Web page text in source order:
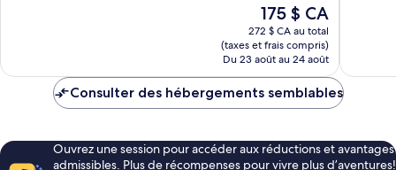
Le
prix
est
de
175 $ CA
175 $ CA
272 $ CA au total
(taxes et frais compris)
Du 23 août au 24 août
Consulter des hébergements semblables
Ouvrez une session pour accéder aux réductions et avantages
admissibles. Plus de récompenses pour vivre plus d’aventures!